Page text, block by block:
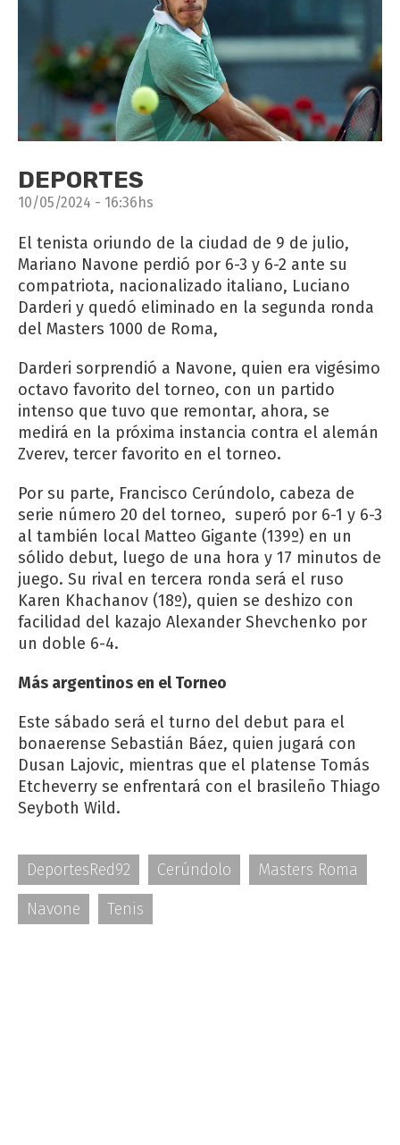
DEPORTES
10/05/2024 - 16:36hs
El tenista oriundo de la ciudad de 9 de julio,
Mariano Navone perdió por 6-3 y 6-2 ante su
compatriota, nacionalizado italiano, Luciano
Darderi y quedó eliminado en la segunda ronda
del Masters 1000 de Roma,
Darderi sorprendió a Navone, quien era vigésimo
octavo favorito del torneo, con un partido
intenso que tuvo que remontar, ahora, se
medirá en la próxima instancia contra el alemán
Zverev, tercer favorito en el torneo.
Por su parte, Francisco Cerúndolo, cabeza de
serie número 20 del torneo, superó por 6-1 y 6-3
al también local Matteo Gigante (139º) en un
sólido debut, luego de una hora y 17 minutos de
juego. Su rival en tercera ronda será el ruso
Karen Khachanov (18º), quien se deshizo con
facilidad del kazajo Alexander Shevchenko por
un doble 6-4.
Más argentinos en el Torneo
Este sábado será el turno del debut para el
bonaerense Sebastián Báez, quien jugará con
Dusan Lajovic, mientras que el platense Tomás
Etcheverry se enfrentará con el brasileño Thiago
Seyboth Wild.
DeportesRed92 Cerúndolo
Masters Roma
Navone
Tenis